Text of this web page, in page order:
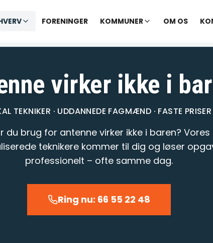
FORENINGER KOMMUNER OM OS
virker ikke i
TEKNIKER · UDDANNEDE FAGMÆND · FASTE PRISER
du brug for antenne virker ikke i baren? Vores
teknikere kommer til dig og løser
professionelt – ofte samme dag.
Ring nu: 66 55 22 48